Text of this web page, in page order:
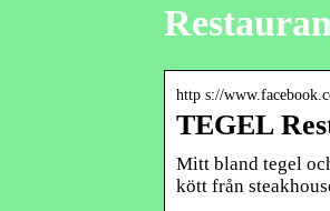
http s://
TEGEL
Mitt bland tegel
kött från